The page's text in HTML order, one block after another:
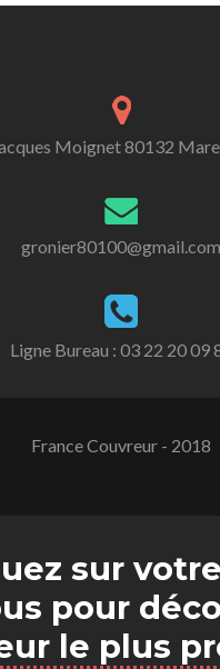
Moignet 80132
gronier80100@gmail.com
Ligne Bureau : 03 22 20 09
France Couvreur - 2018
sur
pour
le plus